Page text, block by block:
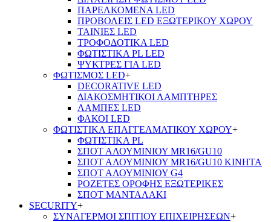
ΠΑΡΕΛΚΟΜΕΝΑ LED
ΠΡΟΒΟΛΕΙΣ LED ΕΞΩΤΕΡΙΚΟΥ ΧΩΡΟΥ
ΤΑΙΝΙΕΣ LED
ΤΡΟΦΟΔΟΤΙΚΑ LED
ΦΩΤΙΣΤΙΚΑ PL LED
ΨΥΚΤΡΕΣ ΓΙΑ LED
ΦΩΤΙΣΜΟΣ LED+
DECORATIVE LED
ΔΙΑΚΟΣΜΗΤΙΚΟΙ ΛΑΜΠΤΗΡΕΣ
ΛΑΜΠΕΣ LED
ΦΑΚΟΙ LED
ΦΩΤΙΣΤΙΚΑ ΕΠΑΓΓΕΛΜΑΤΙΚΟΥ ΧΩΡΟΥ+
ΦΩΤΙΣΤΙΚΑ PL
ΣΠΟΤ ΑΛΟΥΜΙΝΙΟΥ MR16/GU10
ΣΠΟΤ ΑΛΟΥΜΙΝΙΟΥ MR16/GU10 ΚΙΝΗΤΑ
ΣΠΟΤ ΑΛΟΥΜΙΝΙΟΥ G4
ΡΟΖΕΤΕΣ ΟΡΟΦΗΣ ΕΞΩΤΕΡΙΚΕΣ
ΣΠΟΤ ΜΑΝΤΑΛΑΚΙ
SECURITY+
ΣΥΝΑΓΕΡΜΟΙ ΣΠΙΤΙΟΥ ΕΠΙΧΕΙΡΗΣΕΩΝ+